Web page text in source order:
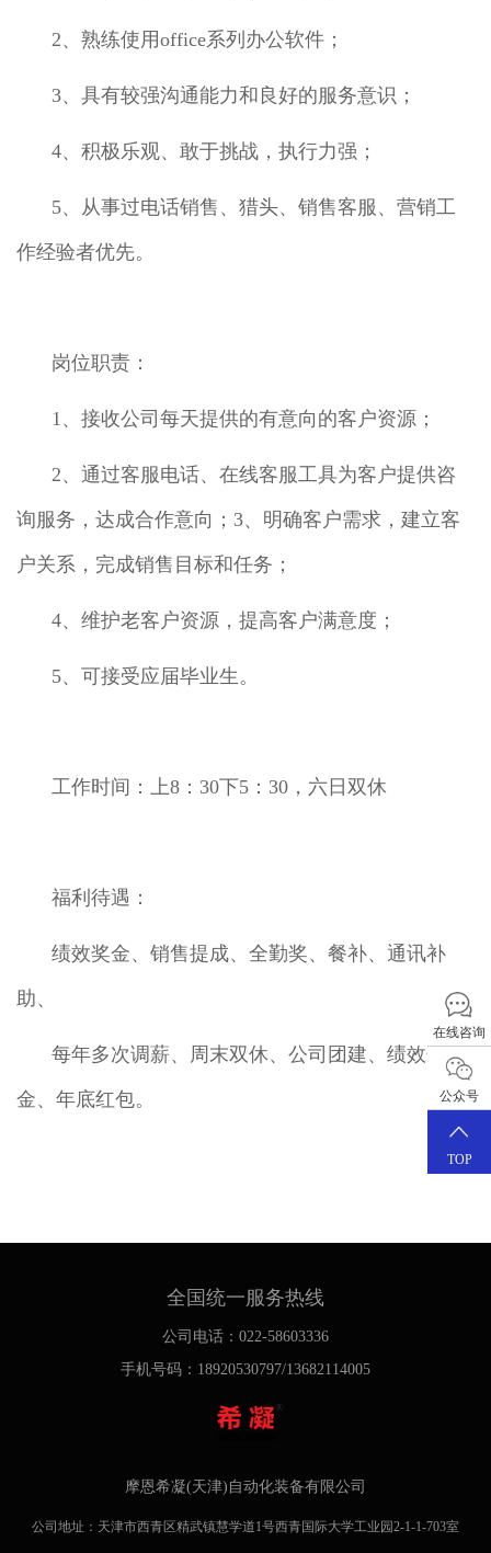
2、熟练使用office系列办公软件；
3、具有较强沟通能力和良好的服务意识；
4、积极乐观、敢于挑战，执行力强；
5、从事过电话销售、猎头、销售客服、营销工
作经验者优先。
岗位职责：
1、接收公司每天提供的有意向的客户资源；
2、通过客服电话、在线客服工具为客户提供咨
询服务，达成合作意向；3、明确客户需求，建立客
户关系，完成销售目标和任务；
4、维护老客户资源，提高客户满意度；
5、可接受应届毕业生。
工作时间：上8：30下5：30，六日双休
福利待遇：
绩效奖金、销售提成、全勤奖、餐补、通讯补
助、
每年多次调薪、周末双休、公司团建、绩效奖
金、年底红包。
全国统一服务热线
公司电话：022-58603336
手机号码：18920530797/13682114005
摩恩希凝(天津)自动化装备有限公司
公司地址：天津市西青区精武镇慧学道1号西青国际大学工业园2-1-1-703室
在线咨询
公众号
TOP